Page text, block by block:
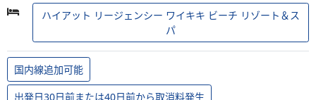
ハイアット リージェンシー ワイキキ ビーチ リゾート＆ス
パ
国内線追加可能
出発日30日前または40日前から取消料発生